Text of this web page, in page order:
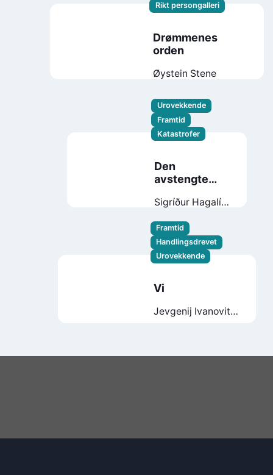
Rikt persongalleri
Drømmenes
orden
Øystein Stene
Urovekkende
Framtid
Katastrofer
Den
avstengte
Sigríður Hagalín
Framtid
Handlingsdrevet
Urovekkende
Vi
Jevgenij Ivanovitsj